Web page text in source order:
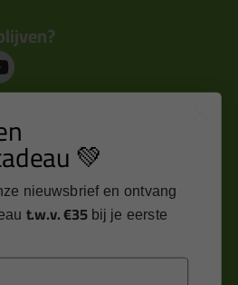
deals rechtstreeks in je
💚
nieuwsbrief en ontvang
t.w.v. €35 bij je eerste